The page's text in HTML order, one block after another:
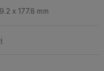
x 177.8 mm